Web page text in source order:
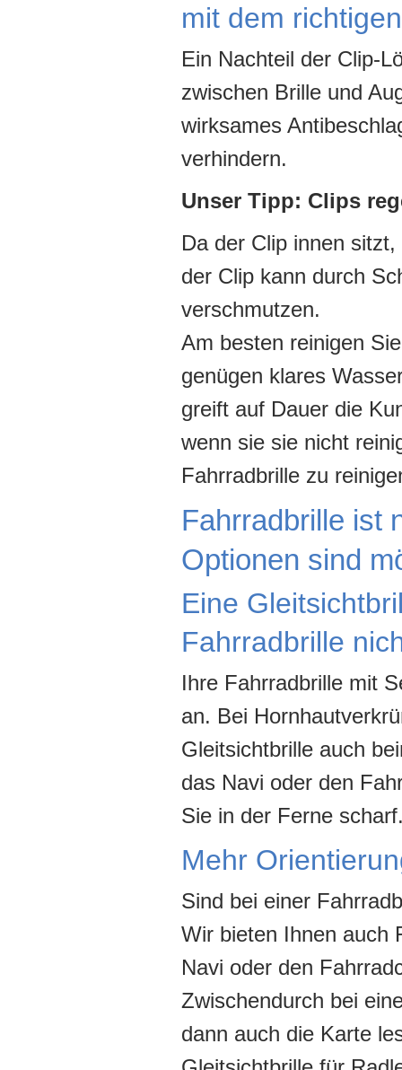
mit dem
Ein Nachteil der Clip-
zwischen Brille und
wirksames
verhindern.
Unser Tipp: Clips
Da der Clip innen
der Clip kann durch
verschmutzen.
Am besten reinigen
genügen klares
greift auf Dauer die
wenn sie sie nicht
Fahrradbrille zu
Fahrradbrille ist
Optionen sind
Eine
Fahrradbrille
Ihre Fahrradbrille mit
an. Bei
Gleitsichtbrille auch
das Navi oder den
Sie in der Ferne
Mehr
Sind bei einer
Wir bieten Ihnen auch
Navi oder den
Zwischendurch bei
dann auch die Karte